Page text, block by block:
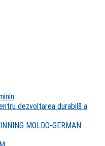
dezvoltarea durabilă a
MOLDO-GERMAN